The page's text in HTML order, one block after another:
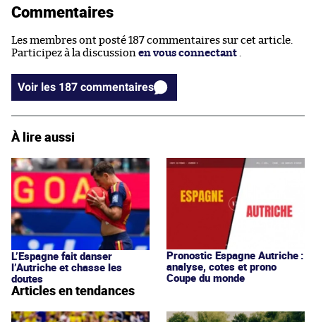
Commentaires
Les membres ont posté 187 commentaires sur cet article.
Participez à la discussion en vous connectant .
Voir les 187 commentaires
À lire aussi
L’Espagne fait danser
l’Autriche et chasse les
doutes
Pronostic Espagne Autriche :
analyse, cotes et prono
Coupe du monde
Articles en tendances